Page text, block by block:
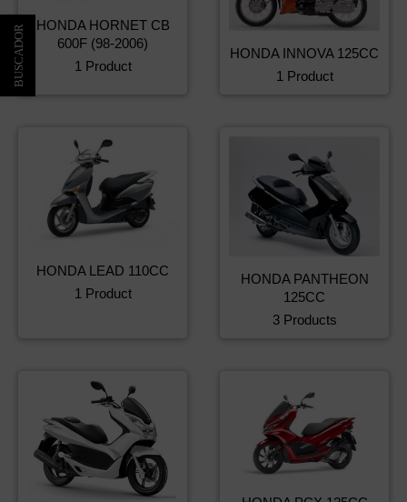
HONDA HORNET CB
600F (98-2006)
1 Product
HONDA INNOVA 125CC
1 Product
HONDA LEAD 110CC
1 Product
HONDA PANTHEON
125CC
3 Products